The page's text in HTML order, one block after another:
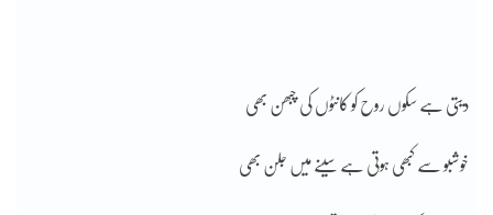
دیتی ہے سکوں روح کو کانٹوں کی چبھن بھی
خوشبو سے کبھی ہوتی ہے سینے میں جلن بھی